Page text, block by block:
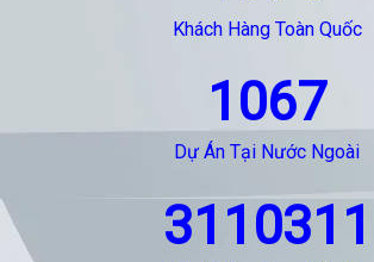
Khách Hàng Toàn Quốc
1067
Dự Án Tại Nước Ngoài
3110311